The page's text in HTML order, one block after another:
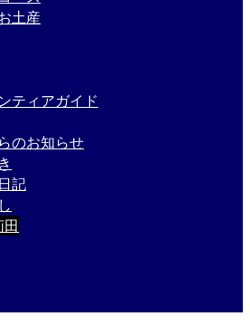
土産
ティアガイド
のお知らせ
記